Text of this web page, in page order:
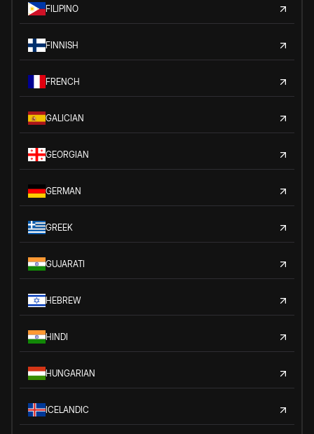
FILIPINO
FINNISH
FRENCH
GALICIAN
GEORGIAN
GERMAN
GREEK
GUJARATI
HEBREW
HINDI
HUNGARIAN
ICELANDIC